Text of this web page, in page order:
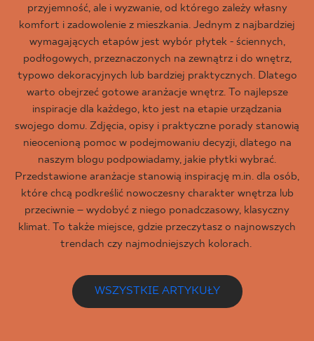
przyjemność, ale i wyzwanie, od którego zależy własny
komfort i zadowolenie z mieszkania. Jednym z najbardziej
wymagających etapów jest wybór płytek - ściennych,
podłogowych, przeznaczonych na zewnątrz i do wnętrz,
typowo dekoracyjnych lub bardziej praktycznych. Dlatego
warto obejrzeć gotowe aranżacje wnętrz. To najlepsze
inspiracje dla każdego, kto jest na etapie urządzania
swojego domu. Zdjęcia, opisy i praktyczne porady stanowią
nieocenioną pomoc w podejmowaniu decyzji, dlatego na
naszym blogu podpowiadamy, jakie płytki wybrać.
Przedstawione aranżacje stanowią inspirację m.in. dla osób,
które chcą podkreślić nowoczesny charakter wnętrza lub
przeciwnie – wydobyć z niego ponadczasowy, klasyczny
klimat. To także miejsce, gdzie przeczytasz o najnowszych
trendach czy najmodniejszych kolorach.
WSZYSTKIE ARTYKUŁY